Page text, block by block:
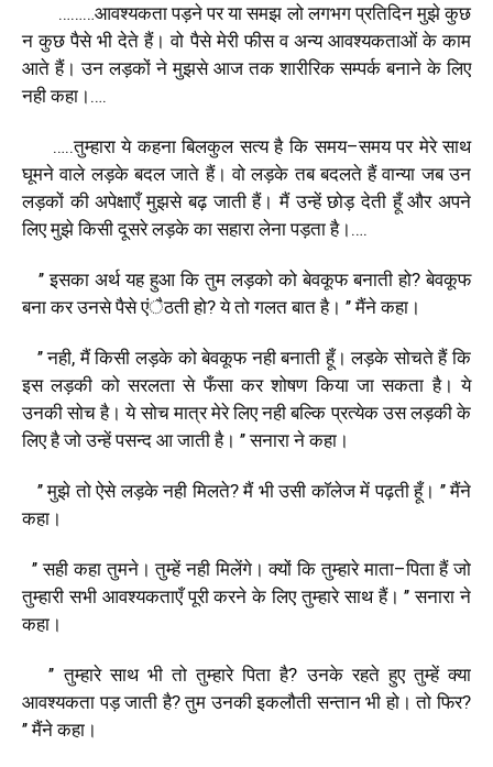
………आवश्यकता पड़ने पर या समझ लो लगभग प्रतिदिन मुझे कुछ
न कुछ पैसे भी देते हैं। वो पैसे मेरी फीस व अन्य आवश्यकताओं के काम
आते हैं। उन लड़कों ने मुझसे आज तक शारीरिक सम्पर्क बनाने के लिए
नही कहा। ….
…..तुम्हारा ये कहना बिलकुल सत्य है कि समय–समय पर मेरे साथ
घूमने वाले लड़के बदल जाते हैं। वो लड़के तब बदलते हैं वान्या जब उन
लड़कों की अपेक्षाएँ मुझसे बढ़ जाती हैं। मैं उन्हें छोड़ देती हूँ और अपने
लिए मुझे किसी दूसरे लड़के का सहारा लेना पड़ता है। ….
’’इसका अर्थ यह हुआ कि तुम लड़को को बेवकूफ बनाती हो?बेवकूफ
बना कर उनसे पैसे एंैठती हो?ये तो गलत बात है। ’’मैंने कहा।
’’नही,मैं किसी लड़के को बेवकूफ नही बनाती हूँ। लड़के सोचते हैं कि
इस लड़की को सरलता से फँसा कर शोषण किया जा सकता है। ये
उनकी सोच है। ये सोच मात्र मेरे लिए नही बल्कि प्रत्येक उस लड़की के
लिए है जो उन्हें पसन्द आ जाती है। ’’सनारा ने कहा।
’’मुझे तो ऐसे लड़के नही मिलते?मैं भी उसी काॅलेज में पढ़ती हूँ। ’’मैंने
कहा।
’’सही कहा तुमने। तुम्हें नही मिलेंगे। क्यों कि तुम्हारे माता–पिता हैं जो
तुम्हारी सभी आवश्यकताएँ पूरी करने के लिए तुम्हारे साथ हैं। ’’सनारा ने
कहा।
’’तुम्हारे साथ भी तो तुम्हारे पिता है?उनके रहते हुए तुम्हें क्या
आवश्यकता पड़ जाती है?तुम उनकी इकलौती सन्तान भी हो। तो फिर?
’’मैंने कहा।